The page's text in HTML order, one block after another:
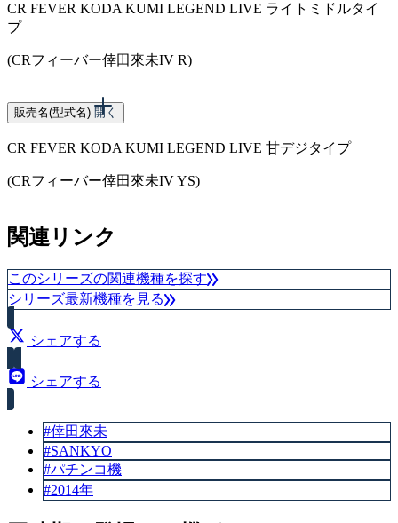
CR FEVER KODA KUMI LEGEND LIVE ライトミドルタイ
プ
(CRフィーバー倖田來未IV R)
スペック
大当り確率（1/246.7）
販売名(型式名) 開く
CR FEVER KODA KUMI LEGEND LIVE 甘デジタイプ
(CRフィーバー倖田來未IV YS)
スペック
大当り確率（1/99.7）
関連リンク
このシリーズの関連機種を探す
シリーズ最新機種を見る
シェアする
シェアする
#倖田來未
#SANKYO
#パチンコ機
#2014年